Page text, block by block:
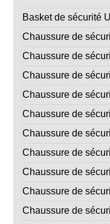
Basket de sécurité
Chaussure de
Chaussure de
Chaussure de
Chaussure de
Chaussure de
Chaussure de
Chaussure de
Chaussure de
Chaussure de
Chaussure de